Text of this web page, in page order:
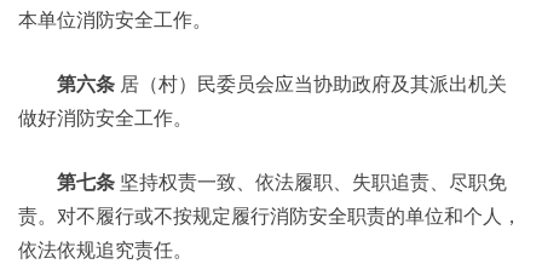
本单位消防安全工作。
第六条 居（村）民委员会应当协助政府及其派出机关
做好消防安全工作。
第七条 坚持权责一致、依法履职、失职追责、尽职免
责。对不履行或不按规定履行消防安全职责的单位和个人，
依法依规追究责任。